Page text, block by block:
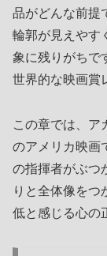
品がどんな前提
輪郭が見えやす
象に残りがちで
世界的な映画賞
この章では、ア
のアメリカ映画
の指揮者がぶつ
りと全体像をつ
低と感じる心の